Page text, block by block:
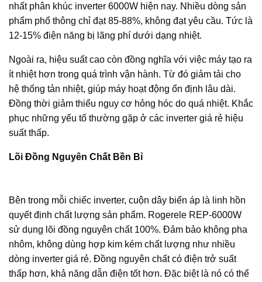
nhất phân khúc inverter 6000W hiện nay. Nhiều dòng sản
phẩm phổ thông chỉ đạt 85-88%, không đạt yêu cầu. Tức là
12-15% điện năng bị lãng phí dưới dạng nhiệt.
Ngoài ra, hiệu suất cao còn đồng nghĩa với việc máy tạo ra
ít nhiệt hơn trong quá trình vận hành. Từ đó giảm tải cho
hệ thống tản nhiệt, giúp máy hoạt động ổn định lâu dài.
Đồng thời giảm thiểu nguy cơ hỏng hóc do quá nhiệt. Khắc
phục những yếu tố thường gặp ở các inverter giá rẻ hiệu
suất thấp.
Lõi Đồng Nguyên Chất Bền Bỉ
Bên trong mỗi chiếc inverter, cuộn dây biến áp là linh hồn
quyết định chất lượng sản phẩm. Rogerele REP-6000W
sử dụng lõi đồng nguyên chất 100%. Đảm bảo không pha
nhôm, không dùng hợp kim kém chất lượng như nhiều
dòng inverter giá rẻ. Đồng nguyên chất có điện trở suất
thấp hơn, khả năng dẫn điện tốt hơn. Đặc biệt là nó có thể